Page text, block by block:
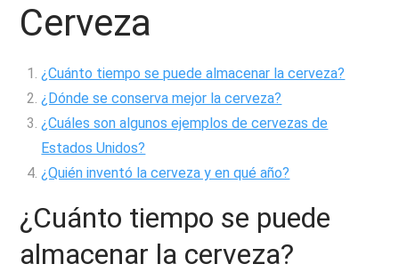
Cerveza
¿Cuánto tiempo se puede almacenar la cerveza?
¿Dónde se conserva mejor la cerveza?
¿Cuáles son algunos ejemplos de cervezas de
Estados Unidos?
¿Quién inventó la cerveza y en qué año?
¿Cuánto tiempo se puede
almacenar la cerveza?